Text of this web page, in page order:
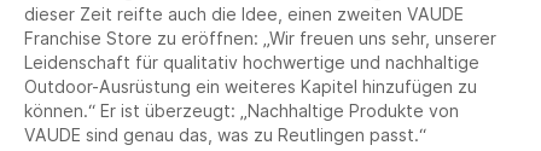
dieser Zeit reifte auch die Idee, einen zweiten VAUDE
Franchise Store zu eröffnen: „Wir freuen uns sehr, unserer
Leidenschaft für qualitativ hochwertige und nachhaltige
Outdoor-Ausrüstung ein weiteres Kapitel hinzufügen zu
können.“ Er ist überzeugt: „Nachhaltige Produkte von
VAUDE sind genau das, was zu Reutlingen passt.“